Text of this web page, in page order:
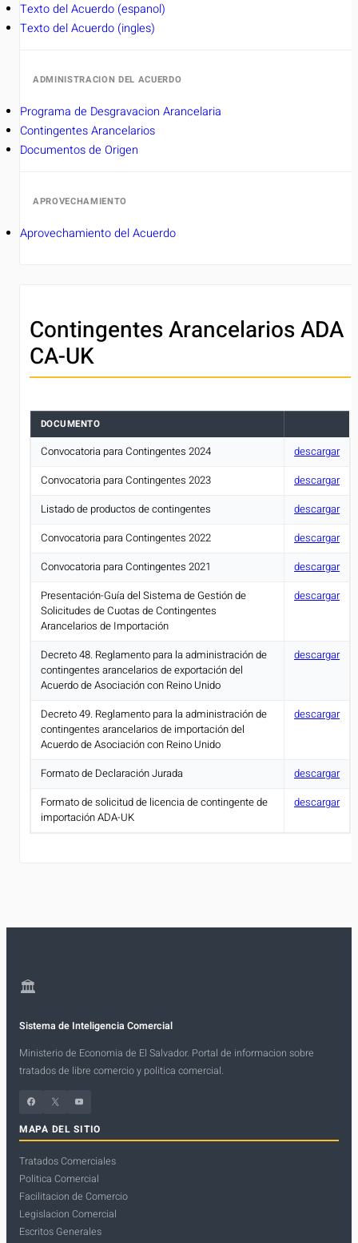
Texto del Acuerdo (espanol)
Texto del Acuerdo (ingles)
ADMINISTRACION DEL ACUERDO
Programa de Desgravacion Arancelaria
Contingentes Arancelarios
Documentos de Origen
APROVECHAMIENTO
Aprovechamiento del Acuerdo
Contingentes Arancelarios ADA
CA-UK
DOCUMENTO
Convocatoria para Contingentes 2024
descargar
Convocatoria para Contingentes 2023
descargar
Listado de productos de contingentes
descargar
Convocatoria para Contingentes 2022
descargar
Convocatoria para Contingentes 2021
descargar
Presentación-Guía del Sistema de Gestión de
Solicitudes de Cuotas de Contingentes
Arancelarios de Importación
descargar
Decreto 48. Reglamento para la administración de
contingentes arancelarios de exportación del
Acuerdo de Asociación con Reino Unido
descargar
Decreto 49. Reglamento para la administración de
contingentes arancelarios de importación del
Acuerdo de Asociación con Reino Unido
descargar
Formato de Declaración Jurada
descargar
Formato de solicitud de licencia de contingente de
importación ADA-UK
descargar
🏛
Sistema de Inteligencia Comercial
Ministerio de Economia de El Salvador. Portal de informacion sobre
tratados de libre comercio y politica comercial.
Facebook X
YouTube
MAPA DEL SITIO
Tratados Comerciales
Politica Comercial
Facilitacion de Comercio
Legislacion Comercial
Escritos Generales